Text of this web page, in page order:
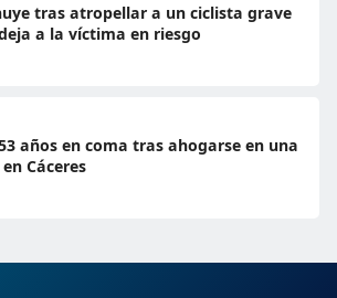
tras atropellar a un ciclista grave
a la víctima en riesgo
años en coma tras ahogarse en una
Cáceres